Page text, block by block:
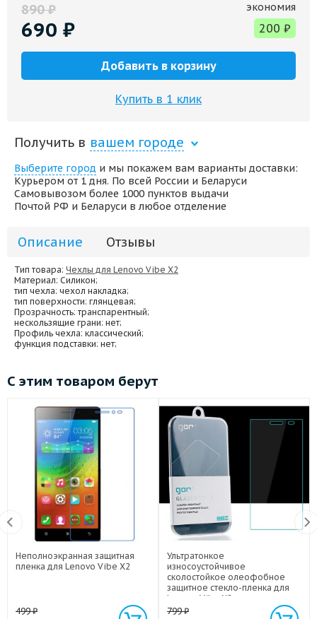
890₽
690 ₽
экономия
200 ₽
Добавить в корзину
Купить в 1 клик
Получить в вашем городе
Выберите город и мы покажем вам варианты доставки:
Курьером от 1 дня. По всей России и Беларуси
Самовывозом более 1000 пунктов выдачи
Почтой РФ и Беларуси в любое отделение
Описание Отзывы
Тип товара: Чехлы для Lenovo Vibe X2
Материал: Силикон;
тип чехла: чехол накладка;
тип поверхности: глянцевая;
Прозрачность: транспарентный;
нескользящие грани: нет;
Профиль чехла: классический;
функция подставки: нет;
С этим товаром берут
Неполноэкранная защитная
пленка для Lenovo Vibe X2
499₽
Ультратонкое
износоустойчивое
сколостойкое олеофобное
защитное стекло-пленка для
Lenovo Vibe X2
799₽